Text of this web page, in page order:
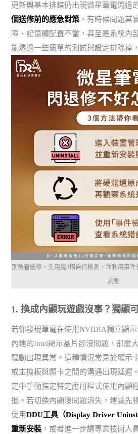
更新與基本排錯仍出現微星筆電閃退
個送修前的應急對策 。有時候問題其
障、記憶體配置不當，甚至是系統內
能透過一些簡單的測試與設定排除掉
別急著送修，先用這3招自行檢測，並利用事
訊息
1. 換成內顯玩遊戲沒事？獨顯
若你發現筆電在使用NVIDIA獨立顯
內建的Intel顯示晶片卻沒問題，那麼
驅動出現異常。這種情況常見於顯示
或主機板與顯卡之間的溝通出現延遲
定中手動指定特定應用程式使用內顯
退。若切換內顯後問題消失，建議先
使用DDU工具（Display Driver
重新安裝 ，或者進一步請專業技術人